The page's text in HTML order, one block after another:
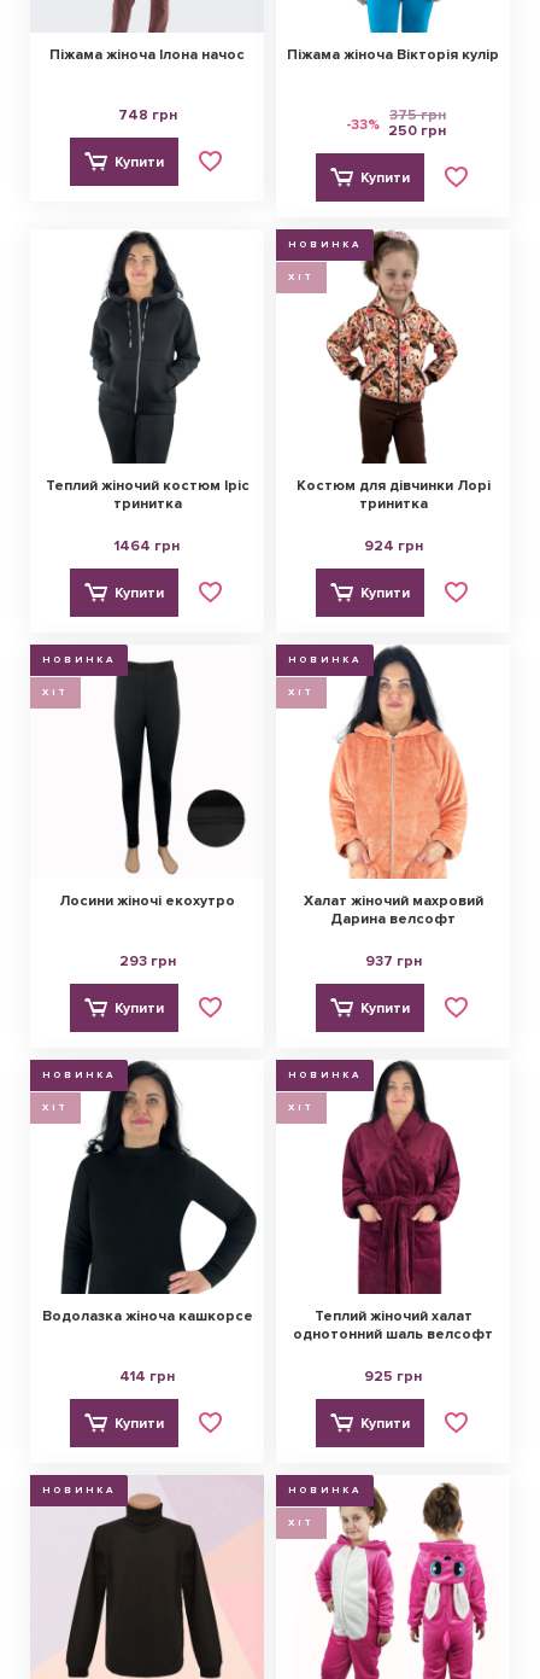
Піжама жіноча Ілона начос
748 грн
Купити
Піжама жіноча Вікторія кулір
-33% 375 грн
250 грн
Купити
Теплий жіночий костюм Іріс
тринитка
1464 грн
Купити
НОВИНКА
ХІТ
Костюм для дівчинки Лорі
тринитка
924 грн
Купити
НОВИНКА
ХІТ
Лосини жіночі екохутро
293 грн
Купити
НОВИНКА
ХІТ
Халат жіночий махровий
Дарина велсофт
937 грн
Купити
НОВИНКА
ХІТ
Водолазка жіноча кашкорсе
414 грн
Купити
НОВИНКА
ХІТ
Теплий жіночий халат
однотонний шаль велсофт
925 грн
Купити
НОВИНКА НОВИНКА
ХІТ